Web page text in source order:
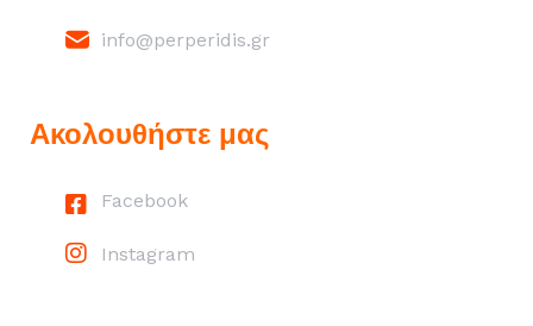
info@perperidis.gr
Ακολουθήστε μας
Facebook
Instagram